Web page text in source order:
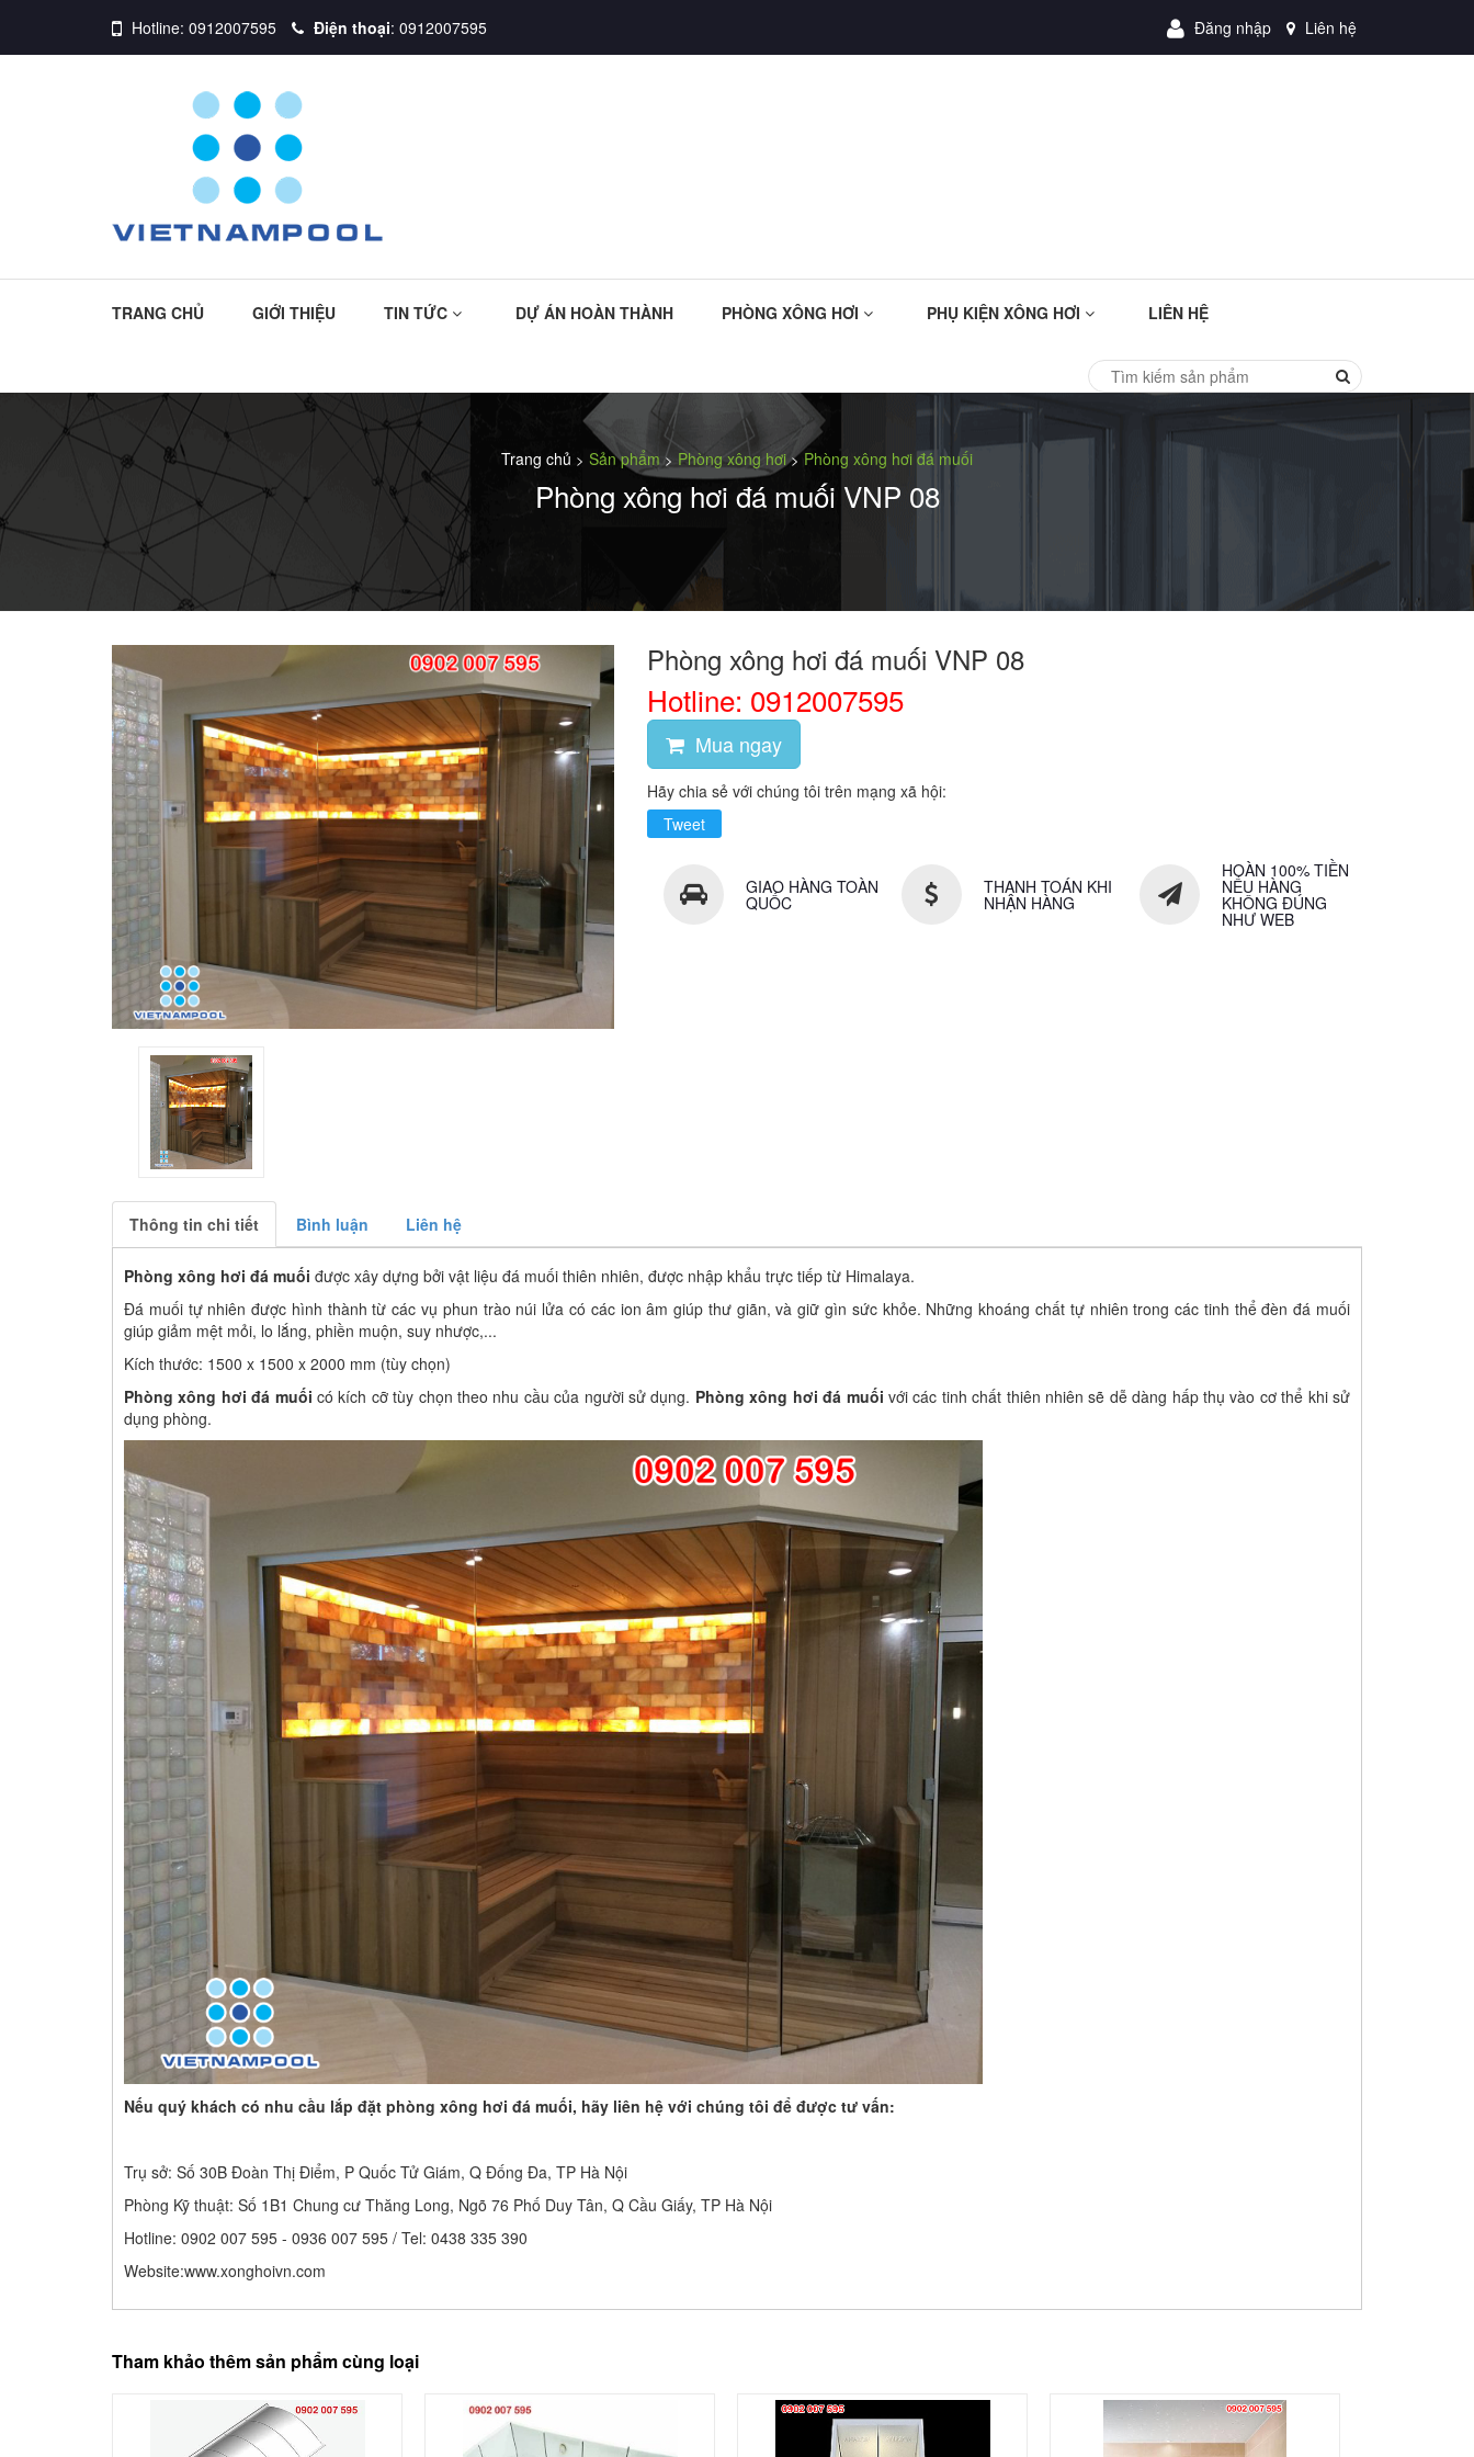
Hotline: 0912007595 Điện thoại: 0912007595 Đăng nhập Liên hệ
TRANG CHỦ GIỚI THIỆU TIN TỨC DỰ ÁN HOÀN THÀNH PHÒNG XÔNG HƠI PHỤ KIỆN XÔNG HƠI LIÊN HỆ
Trang chủ > Sản phẩm> Phòng xông hơi>Phòng xông hơi đá muối
Phòng xông hơi đá muối VNP 08
Phòng xông hơi đá muối VNP 08
Hotline: 0912007595
Mua ngay
Hãy chia sẻ với chúng tôi trên mạng xã hội:
Tweet
GIAO HÀNG TOÀN
QUỐC
THANH TOÁN KHI
NHẬN HÀNG
HOÀN 100% TIỀN
NẾU HÀNG
KHÔNG ĐÚNG
NHƯ WEB
Thông tin chi tiết Bình luận Liên hệ
Phòng xông hơi đá muối được xây dựng bởi vật liệu đá muối thiên nhiên, được nhập khẩu trực tiếp từ Himalaya.
Đá muối tự nhiên được hình thành từ các vụ phun trào núi lửa có các ion âm giúp thư giãn, và giữ gìn sức khỏe. Những khoáng chất tự nhiên trong các tinh thể đèn đá muối
giúp giảm mệt mỏi, lo lắng, phiền muộn, suy nhược,...
Kích thước: 1500 x 1500 x 2000 mm (tùy chọn)
Phòng xông hơi đá muối có kích cỡ tùy chọn theo nhu cầu của người sử dụng. Phòng xông hơi đá muối với các tinh chất thiên nhiên sẽ dễ dàng hấp thụ vào cơ thể khi sử
dụng phòng.
Nếu quý khách có nhu cầu lắp đặt phòng xông hơi đá muối, hãy liên hệ với chúng tôi để được tư vấn:
Trụ sở: Số 30B Đoàn Thị Điểm, P Quốc Tử Giám, Q Đống Đa, TP Hà Nội
Phòng Kỹ thuật: Số 1B1 Chung cư Thăng Long, Ngõ 76 Phố Duy Tân, Q Cầu Giấy, TP Hà Nội
Hotline: 0902 007 595 - 0936 007 595 / Tel: 0438 335 390
Website:www.xonghoivn.com
Tham khảo thêm sản phẩm cùng loại